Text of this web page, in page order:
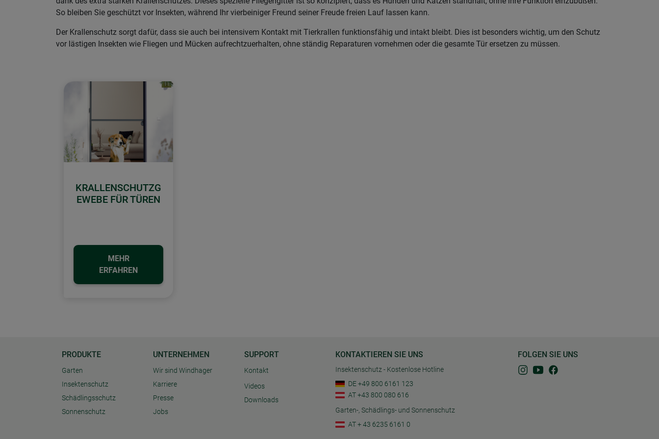
So bleiben Sie geschützt vor Insekten, während Ihr vierbeiniger Freund seiner Freude freien Lauf lassen kann.
Der Krallenschutz sorgt dafür, dass sie auch bei intensivem Kontakt mit Tierkrallen funktionsfähig und intakt bleibt. Dies ist besonders wichtig, um den Schutz
vor lästigen Insekten wie Fliegen und Mücken aufrechtzuerhalten, ohne ständig Reparaturen vornehmen oder die gesamte Tür ersetzen zu müssen.
KRALLENSCHUTZG
EWEBE FÜR TÜREN
MEHR
ERFAHREN
PRODUKTE
Garten
Insektenschutz
Schädlingsschutz
Sonnenschutz
UNTERNEHMEN
Wir sind Windhager
Karriere
Presse
Jobs
SUPPORT
Kontakt
Videos
Downloads
KONTAKTIEREN SIE UNS
Insektenschutz - Kostenlose Hotline
DE +49 800 6161 123
AT +43 800 080 616
Garten-, Schädlings- und Sonnenschutz
AT + 43 6235 6161 0
FOLGEN SIE UNS